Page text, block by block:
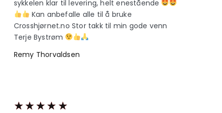
sykkelen klar til levering, helt enestående
Kan anbefalle alle til å bruke
Crosshjørnet.no Stor takk til min gode venn
Terje Bystrøm
Remy Thorvaldsen
★ ★ ★ ★ ★